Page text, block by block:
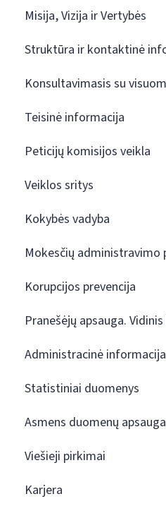
Misija, Vizija ir Vertybės
Struktūra ir kontaktinė
Konsultavimasis su
Teisinė informacija
Peticijų komisijos veikla
Veiklos sritys
Kokybės vadyba
Mokesčių administravimo
Korupcijos prevencija
Pranešėjų apsauga.
Administracinė informacija
Statistiniai duomenys
Asmens duomenų apsauga
Viešieji pirkimai
Karjera